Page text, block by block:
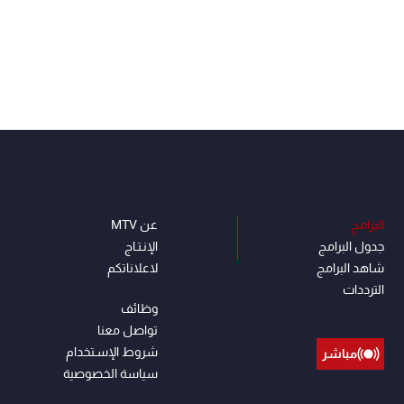
البرامج
جدول البرامج
شاهد البرامج
الترددات
مباشر
عن MTV
الإنـتـاج
لاعلاناتكم
وظائف
تواصل معنا
شروط الإسـتخدام
سياسة الخصوصية